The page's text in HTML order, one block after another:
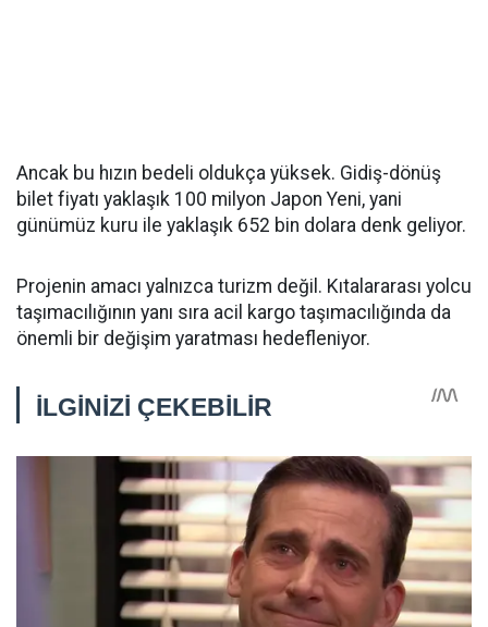
Ancak bu hızın bedeli oldukça yüksek. Gidiş-dönüş
bilet fiyatı yaklaşık 100 milyon Japon Yeni, yani
günümüz kuru ile yaklaşık 652 bin dolara denk geliyor.
Projenin amacı yalnızca turizm değil. Kıtalararası yolcu
taşımacılığının yanı sıra acil kargo taşımacılığında da
önemli bir değişim yaratması hedefleniyor.